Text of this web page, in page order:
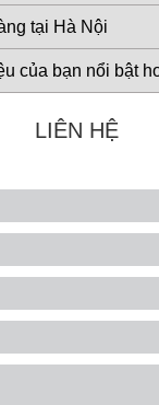
tại Hà Nội
của bạn nổi bật
LIÊN HỆ